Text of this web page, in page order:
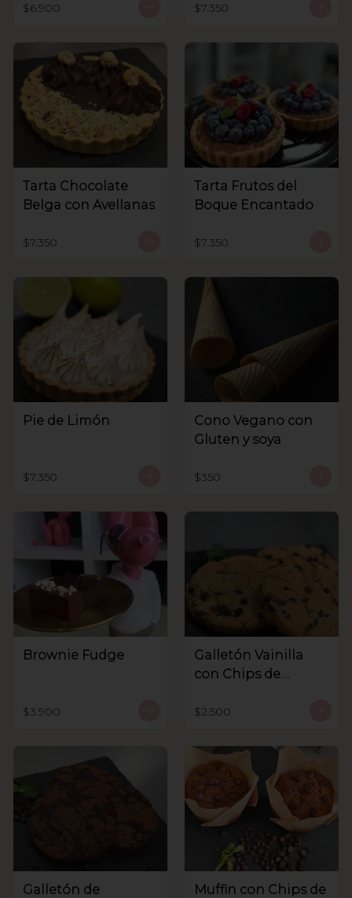
$6.900 $7.350
Tarta Chocolate
Belga con Avellanas
$7.350
Tarta Frutos del
Boque Encantado
$7.350
Pie de Limón
$7.350
Cono Vegano con
Gluten y soya
$350
Brownie Fudge
$3.900
Galletón Vainilla
con Chips de
$2.500
Galletón de
Muffin con Chips de